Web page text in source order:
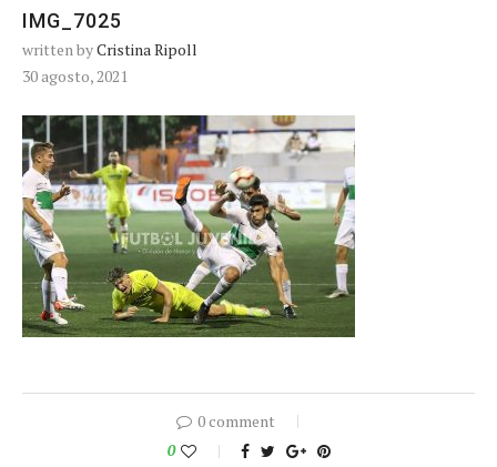
IMG_7025
written byCristina Ripoll
30 agosto, 2021
0 comment
0